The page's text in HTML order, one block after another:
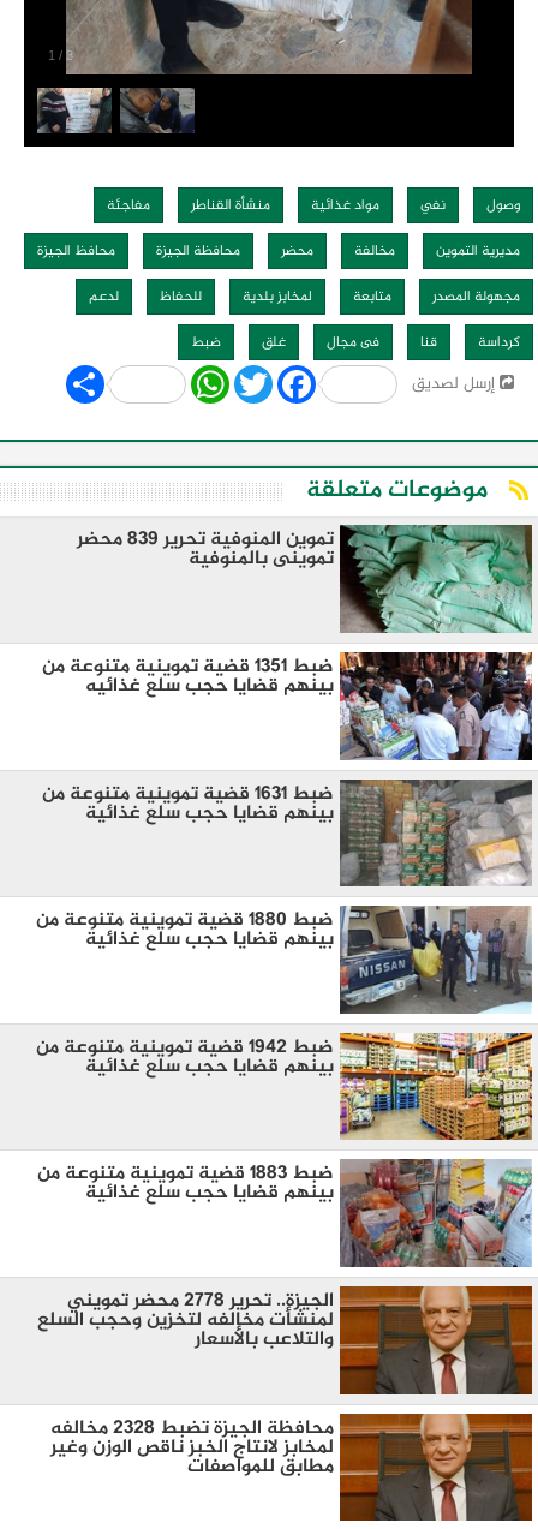
1 / 3
وصول نفي مواد غذائية منشأة القناطر
مفاجئة
مديرية التموين
مخالفة محضر محافظة الجيزة
محافظ الجيزة
مجهولة المصدر
متابعة لمخابز بلدية للحفاظ
لدعم
كرداسة
قنا فى مجال غلق ضبط
إرسل لصديق Share WhatsApp
Twitter Facebook
موضوعات متعلقة
تموين المنوفية تحرير 839 محضر
تموينى بالمنوفية
ضبط 1351 قضية تموينية متنوعة من
بينهم قضايا حجب سلع غذائيه
ضبط 1631 قضية تموينية متنوعة من
بينهم قضايا حجب سلع غذائية
ضبط 1880 قضية تموينية متنوعة من
بينهم قضايا حجب سلع غذائية
ضبط 1942 قضية تموينية متنوعة من
بينهم قضايا حجب سلع غذائية
ضبط 1883 قضية تموينية متنوعة من
بينهم قضايا حجب سلع غذائية
الجيزة.. تحرير ٢٧٧٨ محضر تمويني
لمنشأت مخالفه لتخزين وحجب السلع
والتلاعب بالأسعار
محافظة الجيزة تضبط ٢٣٢٨ مخالفه
لمخابز لانتاج الخبز ناقص الوزن وغير
مطابق للمواصفات